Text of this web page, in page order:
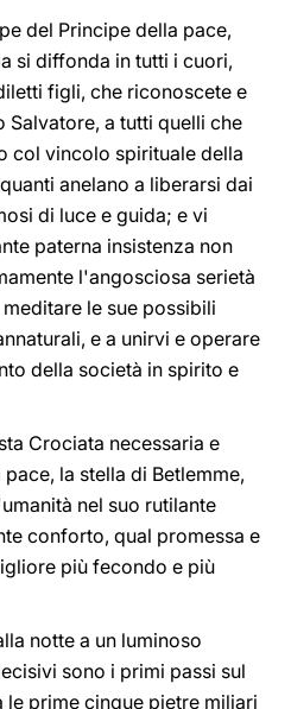
del Principe della pace,
si diffonda in tutti i cuori,
figli, che riconoscete e
a tutti quelli che
col vincolo spirituale della
anelano a liberarsi dai
di luce e guida; e vi
paterna insistenza non
l'angosciosa serietà
le sue possibili
e a unirvi e operare
della società in spirito e
Crociata necessaria e
la stella di Betlemme,
nel suo rutilante
conforto, qual promessa e
più fecondo e più
notte a un luminoso
sono i primi passi sul
prime cinque pietre miliari